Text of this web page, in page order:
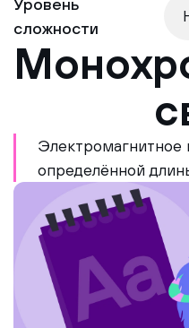
Уровень
сложности
Электромагнитное
определённой